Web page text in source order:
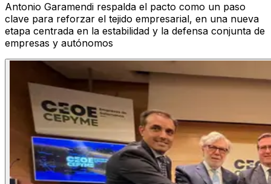
Antonio Garamendi respalda el pacto como un paso
clave para reforzar el tejido empresarial, en una nueva
etapa centrada en la estabilidad y la defensa conjunta de
empresas y autónomos